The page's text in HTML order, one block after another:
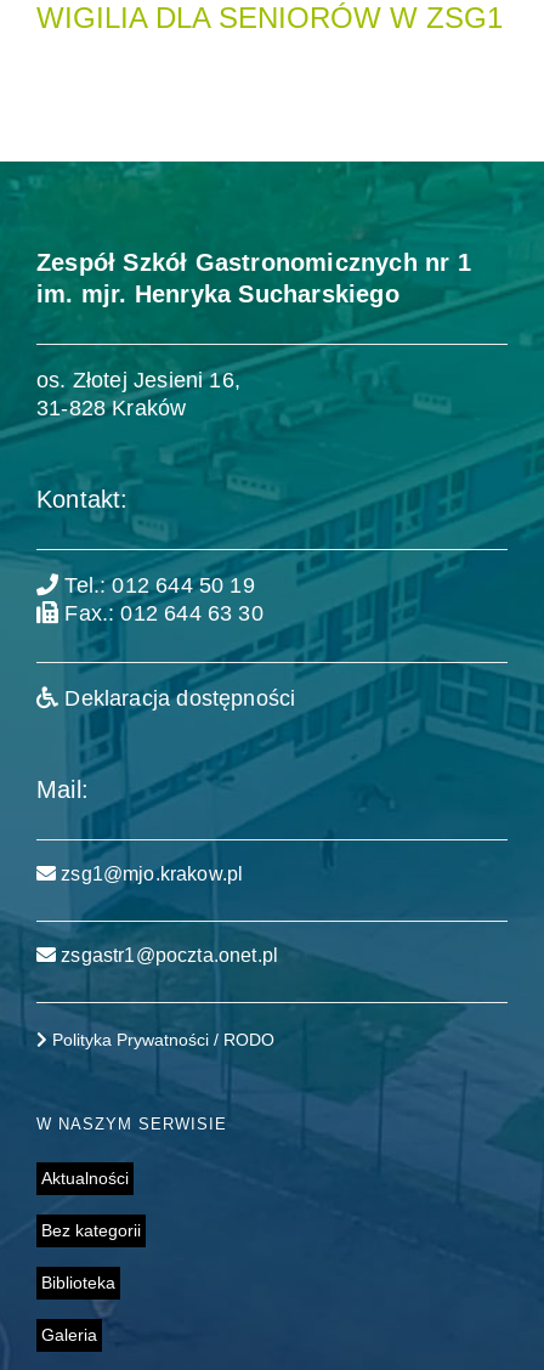
WIGILIA DLA SENIORÓW W ZSG1
Zespół Szkół Gastronomicznych nr 1
im. mjr. Henryka Sucharskiego
os. Złotej Jesieni 16,
31-828 Kraków
Kontakt:
Tel.: 012 644 50 19
Fax.: 012 644 63 30
Deklaracja dostępności
Mail:
zsg1@mjo.krakow.pl
zsgastr1@poczta.onet.pl
Polityka Prywatności / RODO
W NASZYM SERWISIE
Aktualności
Bez kategorii
Biblioteka
Galeria